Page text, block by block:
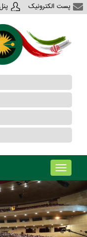
پست الکترونیک
!!!b۱!!!